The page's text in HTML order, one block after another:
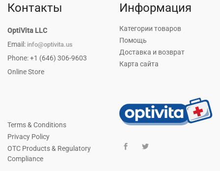
Контакты
OptiVita LLC
Email: info@optivita.us
Phone: +1 (646) 306-9603
Online Store
Информация
Категории товаров
Помощь
Доставка и возврат
Карта сайта
Terms & Conditions
Privacy Policy
OTC Products & Regulatory
Compliance